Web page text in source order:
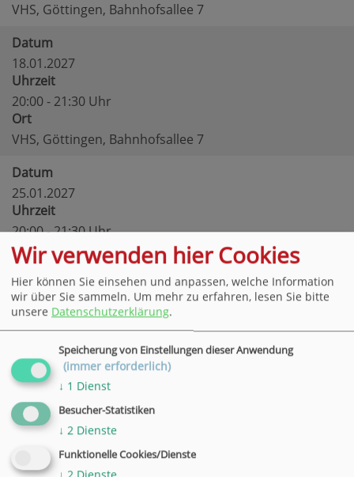
VHS, Göttingen, Bahnhofsallee 7
Datum
18.01.2027
Uhrzeit
20:00 - 21:30 Uhr
Ort
VHS, Göttingen, Bahnhofsallee 7
Datum
25.01.2027
Uhrzeit
20:00 - 21:30 Uhr
Ort
VHS, Göttingen, Bahnhofsallee 7
Datum
01.02.2027
20:00 - 21:30 Uhr
Ort
VHS, Göttingen, Bahnhofsallee 7
Datum
08.02.2027
Uhrzeit
Wir verwenden hier Cookies
Hier können Sie einsehen und anpassen, welche Information
wir über Sie sammeln. Um mehr zu erfahren, lesen Sie bitte
unsere Datenschutzerklärung.
Speicherung von Einstellungen dieser Anwendung
(immer erforderlich)
↓ 1 Dienst
Besucher-Statistiken
↓ 2 Dienste
Funktionelle Cookies/Dienste